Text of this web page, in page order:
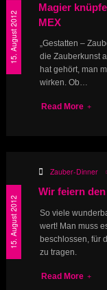
15. August 2012
Magier
MEX
„Gestatten –
die Zauberkunst
hat gehört, man
wirken. Ob…
Read More
15. August 2012
Zauber-Dinner
Wir feiern
So viele
wert! Man muss
beschlossen, für
zu tragen.
Read More